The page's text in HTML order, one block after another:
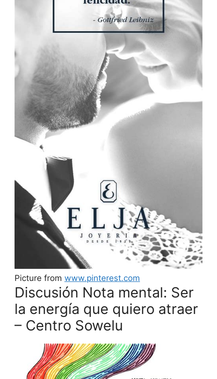
Picture from www.pinterest.com
Discusión Nota mental: Ser
la energía que quiero atraer
– Centro Sowelu